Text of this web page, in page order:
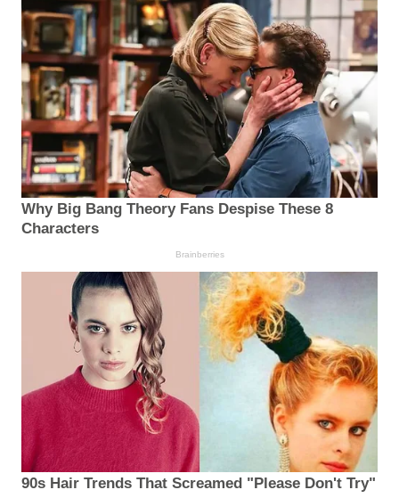
Why Big Bang Theory Fans Despise These 8
Characters
Brainberries
90s Hair Trends That Screamed "Please Don't Try"